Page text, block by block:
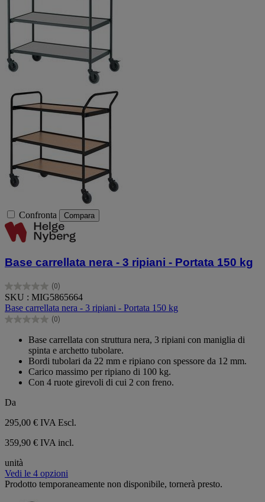
Confronta Compara
Base carrellata nera - 3 ripiani - Portata 150 kg
(0)
0.0
su
5
stelle.
SKU : MIG5865664
Base carrellata nera - 3 ripiani - Portata 150 kg
(0)
0.0
Base carrellata con struttura nera, 3 ripiani con maniglia di
spinta e archetto tubolare.
Bordi tubolari da 22 mm e ripiano con spessore da 12 mm.
Carico massimo per ripiano di 100 kg.
Con 4 ruote girevoli di cui 2 con freno.
Da
295,00 € IVA Escl.
359,90 € IVA incl.
unità
Vedi le 4 opzioni
Prodotto temporaneamente non disponibile, tornerà presto.